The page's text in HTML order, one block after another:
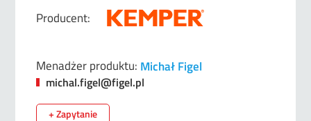
Producent:
Menadżer produktu: Michał Figel
michal.figel@figel.pl
+ Zapytanie